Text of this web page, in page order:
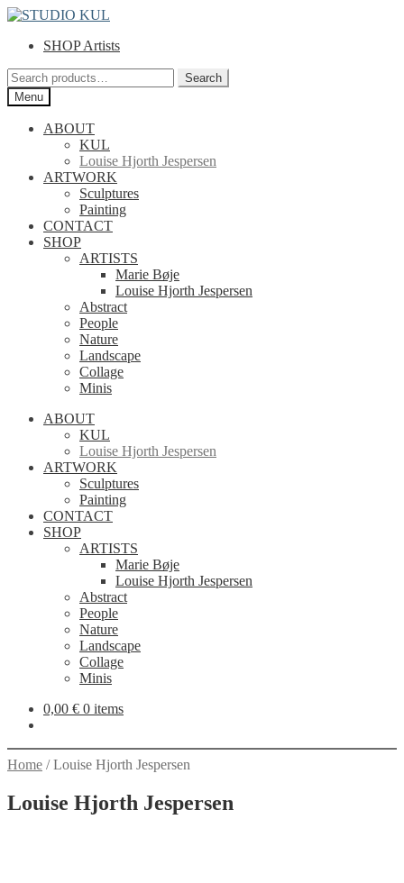
Skip
navigation
Skip
contentSHOP Artists
Search
for:
Search
Menu
ABOUT
KUL
Louise Hjorth Jespersen
ARTWORK
Sculptures
Painting
CONTACT
SHOP
ARTISTS
Marie Bøje
Louise Hjorth Jespersen
Abstract
People
Nature
Landscape
Collage
Minis
ABOUT
KUL
Louise Hjorth Jespersen
ARTWORK
Sculptures
Painting
CONTACT
SHOP
ARTISTS
Marie Bøje
Louise Hjorth Jespersen
Abstract
People
Nature
Landscape
Collage
Minis
0,00 € 0 items
Home /Louise Hjorth Jespersen
Louise Hjorth Jespersen